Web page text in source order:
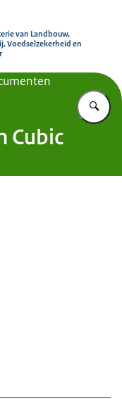
van Landbouw,
Voedselzekerheid en
Cubic